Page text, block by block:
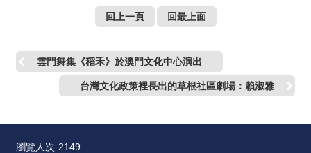
回上一頁 回最上面
雲門舞集《稻禾》於澳門文化中心演出
台灣文化政策裡長出的草根社區劇場：賴淑雅
瀏覽人次 2149